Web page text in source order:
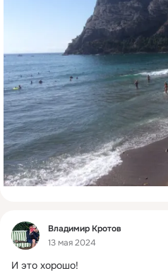
Фид
Владимир Кротов
13 мая 2024
И это хорошо!